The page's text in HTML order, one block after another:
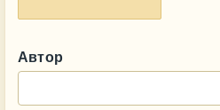
Автор